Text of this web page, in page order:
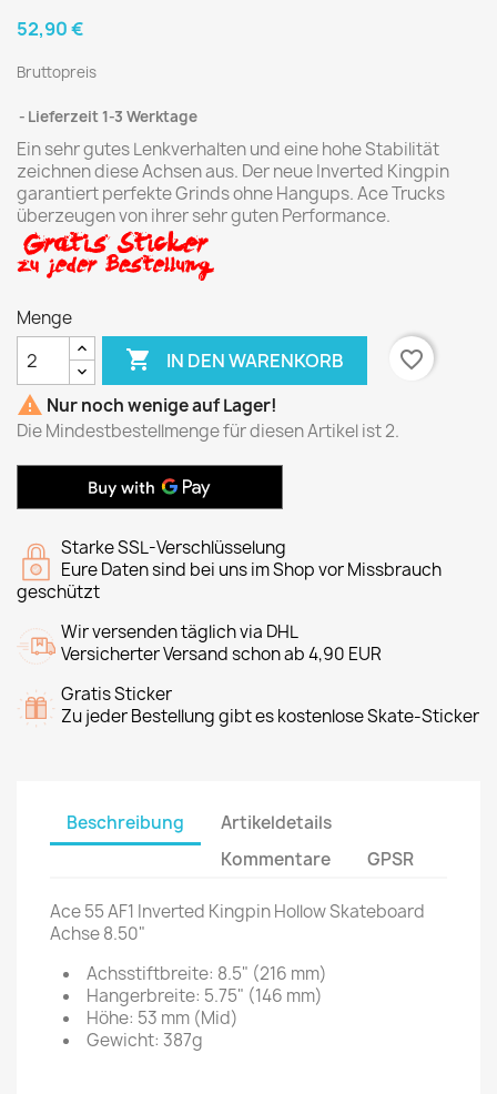
52,90 €
Bruttopreis
Lieferzeit 1-3 Werktage
Ein sehr gutes Lenkverhalten und eine hohe Stabilität
zeichnen diese Achsen aus. Der neue Inverted Kingpin
garantiert perfekte Grinds ohne Hangups. Ace Trucks
überzeugen von ihrer sehr guten Performance.
Menge
 IN DEN WARENKORB
favorite_border
 Nur noch wenige auf Lager!
Die Mindestbestellmenge für diesen Artikel ist 2.
Starke SSL-Verschlüsselung
Eure Daten sind bei uns im Shop vor Missbrauch
geschützt
Wir versenden täglich via DHL
Versicherter Versand schon ab 4,90 EUR
Gratis Sticker
Zu jeder Bestellung gibt es kostenlose Skate-Sticker
Beschreibung
Artikeldetails
Kommentare
GPSR
Ace 55 AF1 Inverted Kingpin Hollow Skateboard
Achse 8.50"
Achsstiftbreite: 8.5" (216 mm)
Hangerbreite: 5.75" (146 mm)
Höhe: 53 mm (Mid)
Gewicht: 387g